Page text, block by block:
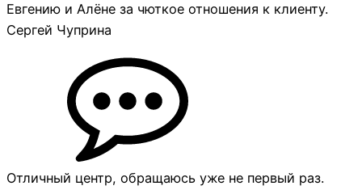
Евгению и Алёне за чюткое отношения к клиенту.
Сергей Чуприна
Отличный центр, обращаюсь уже не первый раз.